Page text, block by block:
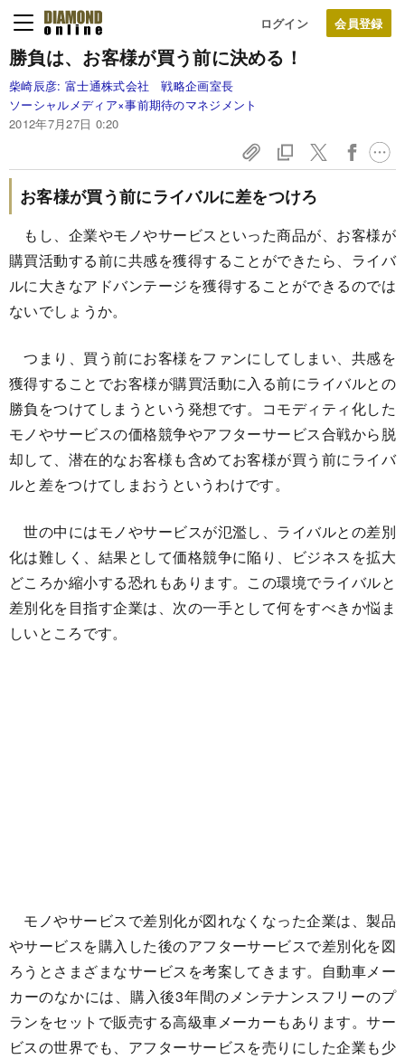
ログイン
勝負は、お客様が買う前に決める！
柴崎辰彦: 富士通株式会社 戦略企画室長
ソーシャルメディア×事前期待のマネジメント
2012年7月27日 0:20
お客様が買う前にライバルに差をつけろ
もし、企業やモノやサービスといった商品が、お客様が
購買活動する前に共感を獲得することができたら、ライバ
ルに大きなアドバンテージを獲得することができるのでは
ないでしょうか。
つまり、買う前にお客様をファンにしてしまい、共感を
獲得することでお客様が購買活動に入る前にライバルとの
勝負をつけてしまうという発想です。コモディティ化した
モノやサービスの価格競争やアフターサービス合戦から脱
却して、潜在的なお客様も含めてお客様が買う前にライバ
ルと差をつけてしまおうというわけです。
世の中にはモノやサービスが氾濫し、ライバルとの差別
化は難しく、結果として価格競争に陥り、ビジネスを拡大
どころか縮小する恐れもあります。この環境でライバルと
差別化を目指す企業は、次の一手として何をすべきか悩ま
しいところです。
モノやサービスで差別化が図れなくなった企業は、製品
やサービスを購入した後のアフターサービスで差別化を図
ろうとさまざまなサービスを考案してきます。自動車メー
カーのなかには、購入後3年間のメンテナンスフリーのプ
ランをセットで販売する高級車メーカーもあります。サー
ビスの世界でも、アフターサービスを売りにした企業も少